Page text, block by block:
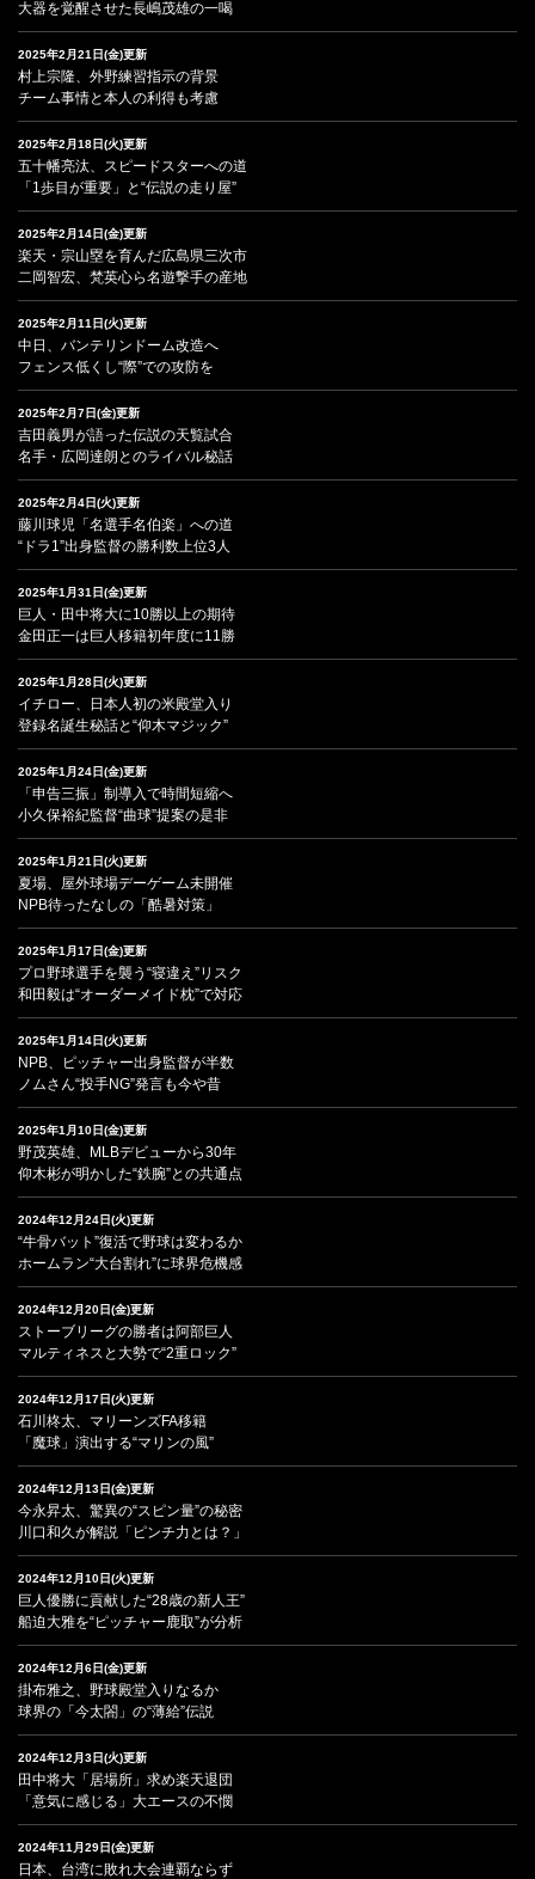
大器を覚醒させた長嶋茂雄の一喝
2025年2月21日(金)更新
村上宗隆、外野練習指示の背景
チーム事情と本人の利得も考慮
2025年2月18日(火)更新
五十幡亮汰、スピードスターへの道
「1歩目が重要」と“伝説の走り屋”
2025年2月14日(金)更新
楽天・宗山塁を育んだ広島県三次市
二岡智宏、梵英心ら名遊撃手の産地
2025年2月11日(火)更新
中日、バンテリンドーム改造へ
フェンス低くし“際”での攻防を
2025年2月7日(金)更新
吉田義男が語った伝説の天覧試合
名手・広岡達朗とのライバル秘話
2025年2月4日(火)更新
藤川球児「名選手名伯楽」への道
“ドラ1”出身監督の勝利数上位3人
2025年1月31日(金)更新
巨人・田中将大に10勝以上の期待
金田正一は巨人移籍初年度に11勝
2025年1月28日(火)更新
イチロー、日本人初の米殿堂入り
登録名誕生秘話と“仰木マジック”
2025年1月24日(金)更新
「申告三振」制導入で時間短縮へ
小久保裕紀監督“曲球”提案の是非
2025年1月21日(火)更新
夏場、屋外球場デーゲーム未開催
NPB待ったなしの「酷暑対策」
2025年1月17日(金)更新
プロ野球選手を襲う“寝違え”リスク
和田毅は“オーダーメイド枕”で対応
2025年1月14日(火)更新
NPB、ピッチャー出身監督が半数
ノムさん“投手NG”発言も今や昔
2025年1月10日(金)更新
野茂英雄、MLBデビューから30年
仰木彬が明かした“鉄腕”との共通点
2024年12月24日(火)更新
“牛骨バット”復活で野球は変わるか
ホームラン“大台割れ”に球界危機感
2024年12月20日(金)更新
ストーブリーグの勝者は阿部巨人
マルティネスと大勢で“2重ロック”
2024年12月17日(火)更新
石川柊太、マリーンズFA移籍
「魔球」演出する“マリンの風”
2024年12月13日(金)更新
今永昇太、驚異の“スピン量”の秘密
川口和久が解説「ピンチ力とは？」
2024年12月10日(火)更新
巨人優勝に貢献した“28歳の新人王”
船迫大雅を“ピッチャー鹿取”が分析
2024年12月6日(金)更新
掛布雅之、野球殿堂入りなるか
球界の「今太閤」の“薄給”伝説
2024年12月3日(火)更新
田中将大「居場所」求め楽天退団
「意気に感じる」大エースの不憫
2024年11月29日(金)更新
日本、台湾に敗れ大会連覇ならず